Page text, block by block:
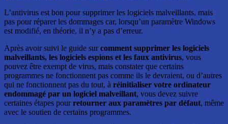
L’antivirus est bon pour supprimer les logiciels malveillants, mais
pas pour réparer les dommages car, lorsqu’un paramètre Windows
est modifié, en théorie, il n’y a pas d’erreur.
Après avoir suivi le guide surcomment supprimer les logiciels
malveillants, les logiciels espions et les faux antivirus, vous
pouvez être exempt de virus, mais constater que certains
programmes ne fonctionnent pas comme ils le devraient, ou d’autres
qui ne fonctionnent pas du tout, à réinitialiser votre ordinateur
endommagé par un logiciel malveillant, vous devez suivre
certaines étapes pourretourner aux paramètres par défaut, même
avec le soutien de certains programmes.